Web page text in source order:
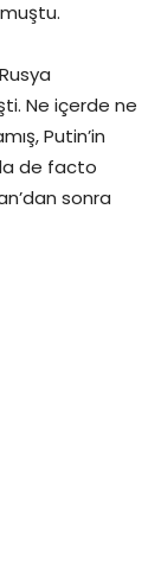
Ne içerde ne
Putin’in
de facto
sonra